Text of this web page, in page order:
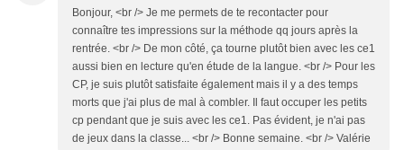
Bonjour, <br /> Je me permets de te recontacter pour
connaître tes impressions sur la méthode qq jours après la
rentrée. <br /> De mon côté, ça tourne plutôt bien avec les ce1
aussi bien en lecture qu'en étude de la langue. <br /> Pour les
CP, je suis plutôt satisfaite également mais il y a des temps
morts que j'ai plus de mal à combler. Il faut occuper les petits
cp pendant que je suis avec les ce1. Pas évident, je n'ai pas
de jeux dans la classe... <br /> Bonne semaine. <br /> Valérie